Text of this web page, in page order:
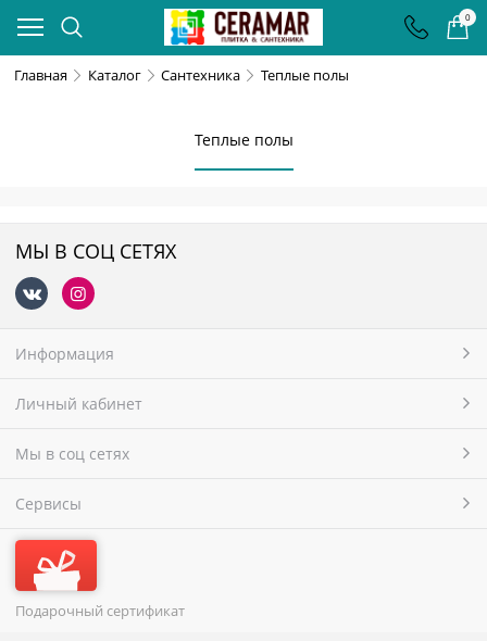
0
Главная Каталог Сантехника Теплые полы
Теплые полы
МЫ В СОЦ СЕТЯХ
Информация
Личный кабинет
Мы в соц сетях
Сервисы
Подарочный сертификат